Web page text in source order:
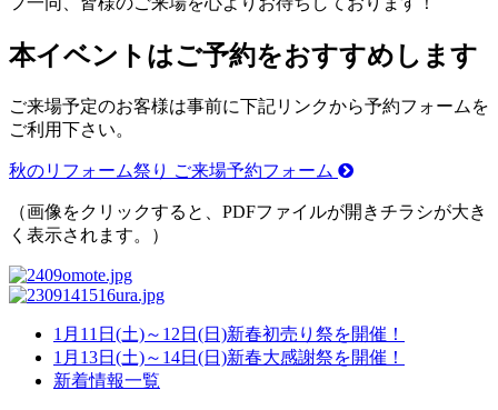
本イベントはご予約をおすすめします
ご来場予定のお客様は事前に下記リンクから予約フォームを
ご利用下さい。
秋のリフォーム祭り ご来場予約フォーム
（画像をクリックすると、PDFファイルが開きチラシが大き
く表示されます。）
1月11日(土)～12日(日)新春初売り祭を開催！
1月13日(土)～14日(日)新春大感謝祭を開催！
新着情報一覧